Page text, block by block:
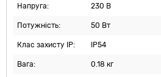
Напруга: 230 В
Потужність: 50 Вт
Клас захисту IP: IP54
Вага: 0.18 кг